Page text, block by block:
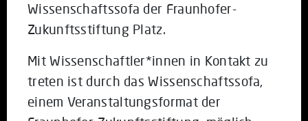
Wissenschaftssofa der Fraunhofer-
Zukunftsstiftung Platz.
Mit Wissenschaftler*innen in Kontakt zu
treten ist durch das Wissenschaftssofa,
einem Veranstaltungsformat der